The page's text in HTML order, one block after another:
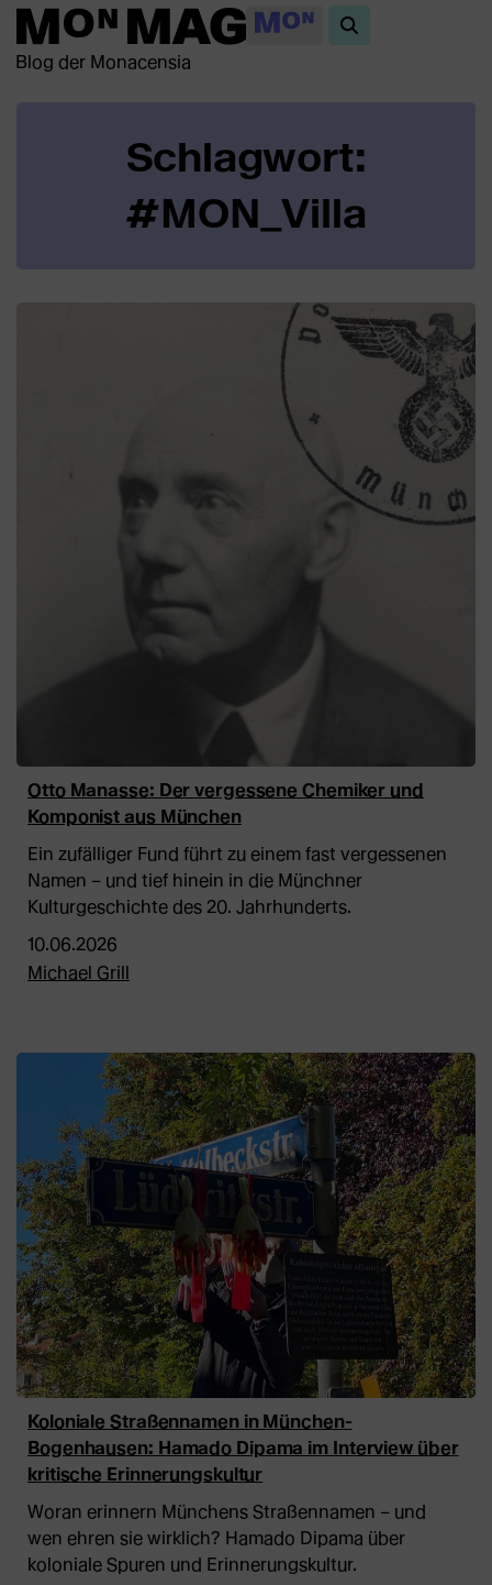
Blog der Monacensia
Schlagwort:
#MON_Villa
Otto Manasse: Der vergessene Chemiker und
Komponist aus München
Ein zufälliger Fund führt zu einem fast vergessenen
Namen – und tief hinein in die Münchner
Kulturgeschichte des 20. Jahrhunderts.
10.06.2026
Michael Grill
Koloniale Straßennamen in München-
Bogenhausen: Hamado Dipama im Interview über
kritische Erinnerungskultur
Woran erinnern Münchens Straßennamen – und
wen ehren sie wirklich? Hamado Dipama über
koloniale Spuren und Erinnerungskultur.